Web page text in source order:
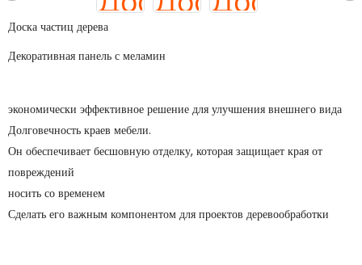
Доска частиц дерева
Декоративная панель с меламин
экономически эффективное решение для улучшения внешнего вида
Долговечность краев мебели.
Он обеспечивает бесшовную отделку, которая защищает края от
повреждений
носить со временем
Сделать его важным компонентом для проектов деревообработки